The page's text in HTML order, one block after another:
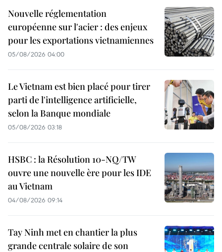
Nouvelle réglementation
européenne sur l'acier : des enjeux
pour les exportations vietnamiennes
05/08/2026 04:00
Le Vietnam est bien placé pour tirer
parti de l'intelligence artificielle,
selon la Banque mondiale
05/08/2026 03:18
HSBC : la Résolution 10-NQ/TW
ouvre une nouvelle ère pour les IDE
au Vietnam
04/08/2026 09:14
Tay Ninh met en chantier la plus
grande centrale solaire de son